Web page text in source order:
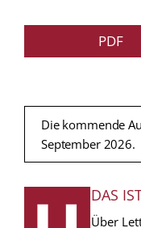
PDF
Die kommende
September 2026.
DAS
Über